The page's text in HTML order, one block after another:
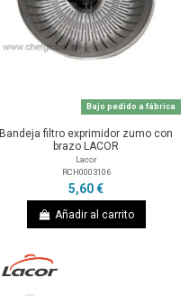
Bajo pedido a fábrica
Bandeja filtro exprimidor zumo con
brazo LACOR
Lacor
RCH0003106
5,60 €
Añadir al carrito